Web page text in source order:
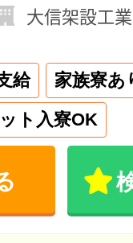
大信架設工業
給
家族寮あ
ト入寮OK